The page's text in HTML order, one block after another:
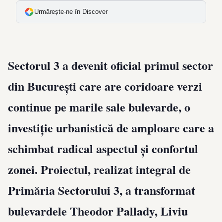
Urmărește-ne în Discover
Sectorul 3 a devenit oficial primul sector
din București care are coridoare verzi
continue pe marile sale bulevarde, o
investiție urbanistică de amploare care a
schimbat radical aspectul și confortul
zonei. Proiectul, realizat integral de
Primăria Sectorului 3, a transformat
bulevardele Theodor Pallady, Liviu